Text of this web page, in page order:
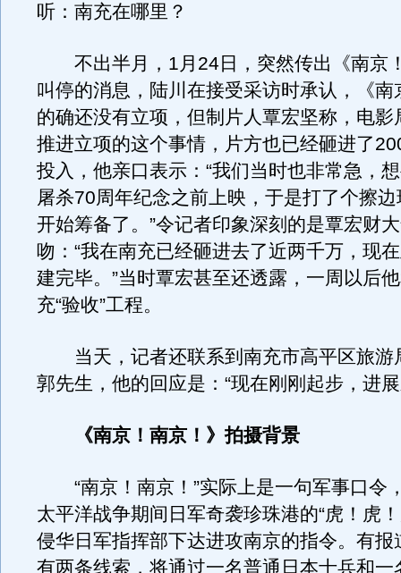
听：南充在哪里？
不出半月，1月24日，突然传出《南京
叫停的消息，陆川在接受采访时承认，《南
的确还没有立项，但制片人覃宏坚称，电影
推进立项的这个事情，片方也已经砸进了
投入，他亲口表示：“我们当时也非常急，
屠杀70周年纪念之前上映，于是打了个擦
开始筹备了。”令记者印象深刻的是覃宏财
吻：“我在南充已经砸进去了近两千万，现
建完毕。”当时覃宏甚至还透露，一周以后
充“验收”工程。
当天，记者还联系到南充市高平区旅游
郭先生，他的回应是：“现在刚刚起步，进
《南京！南京！》拍摄背景
“南京！南京！”实际上是一句军事口令
太平洋战争期间日军奇袭珍珠港的“虎！虎
侵华日军指挥部下达进攻南京的指令。有报
有两条线索，将通过一名普通日本士兵和一